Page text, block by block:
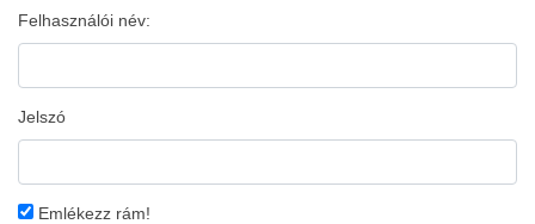
Felhasználói név:
Jelszó
Emlékezz rám!